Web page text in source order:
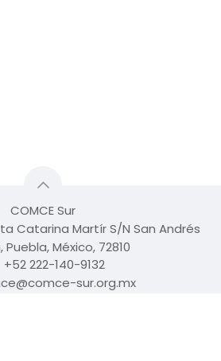
COMCE Sur
Catarina Martír S/N San Andrés
Puebla, México, 72810
+52 222-140-9132
sur.org.mx